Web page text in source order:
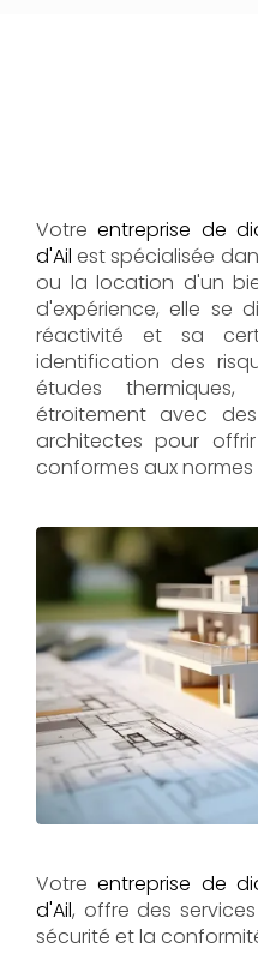
Votreentreprise de
d'Ail est spécialisée
ou la location d'un
d'expérience, elle se
réactivité et sa
identification des
études thermiques,
étroitement avec
architectes pour
conformes aux normes
Votreentreprise de
d'Ail, offre des
sécurité et la